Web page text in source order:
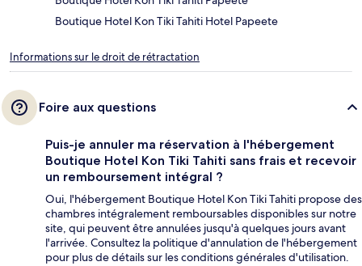
Boutique Hotel Kon Tiki Tahiti Hotel Papeete
Informations sur le droit de rétractation
Foire aux questions
Puis-je annuler ma réservation à l'hébergement
Boutique Hotel Kon Tiki Tahiti sans frais et recevoir
un remboursement intégral ?
Oui, l'hébergement Boutique Hotel Kon Tiki Tahiti propose des
chambres intégralement remboursables disponibles sur notre
site, qui peuvent être annulées jusqu'à quelques jours avant
l'arrivée. Consultez la politique d'annulation de l'hébergement
pour plus de détails sur les conditions générales d'utilisation.